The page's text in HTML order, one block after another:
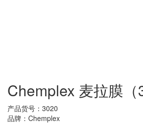
Chemplex 麦拉膜（
产品货号： 3020
品牌： Chemplex